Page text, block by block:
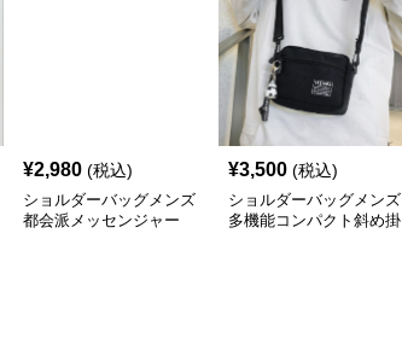
ショルダーバッグメンズ
都会派メッセンジャー
大容量ショルダー
¥3,500 (税込)
ショルダーバッグメンズ
多機能コンパクト斜め掛
け鞄